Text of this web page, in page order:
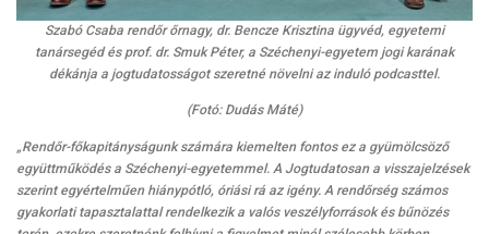
Szabó Csaba rendőr őrnagy, dr. Bencze Krisztina ügyvéd, egyetemi
tanársegéd és prof. dr. Smuk Péter, a Széchenyi-egyetem jogi karának
dékánja a jogtudatosságot szeretné növelni az induló podcasttel.
(Fotó: Dudás Máté)
„Rendőr-főkapitányságunk számára kiemelten fontos ez a gyümölcsöző
együttműködés a Széchenyi-egyetemmel. A Jogtudatosan a visszajelzések
szerint egyértelműen hiánypótló, óriási rá az igény. A rendőrség számos
gyakorlati tapasztalattal rendelkezik a valós veszélyforrások és bűnözés